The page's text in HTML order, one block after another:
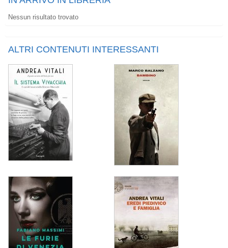
Nessun risultato trovato
ALTRI CONTENUTI INTERESSANTI